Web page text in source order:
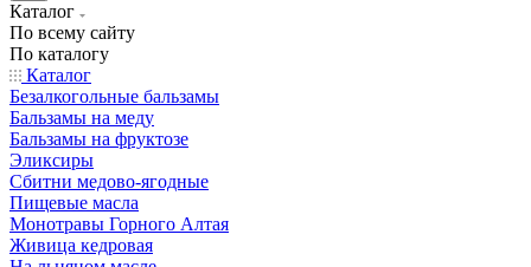
Каталог
По всему сайту
По каталогу
Каталог
Безалкогольные бальзамы
Бальзамы на меду
Бальзамы на фруктозе
Эликсиры
Сбитни медово-ягодные
Пищевые масла
Монотравы Горного Алтая
Живица кедровая